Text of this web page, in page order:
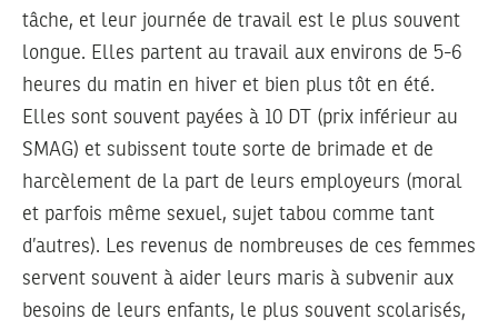
tâche, et leur journée de travail est le plus souvent
longue. Elles partent au travail aux environs de 5-6
heures du matin en hiver et bien plus tôt en été.
Elles sont souvent payées à 10 DT (prix inférieur au
SMAG) et subissent toute sorte de brimade et de
harcèlement de la part de leurs employeurs (moral
et parfois même sexuel, sujet tabou comme tant
d’autres). Les revenus de nombreuses de ces femmes
servent souvent à aider leurs maris à subvenir aux
besoins de leurs enfants, le plus souvent scolarisés,